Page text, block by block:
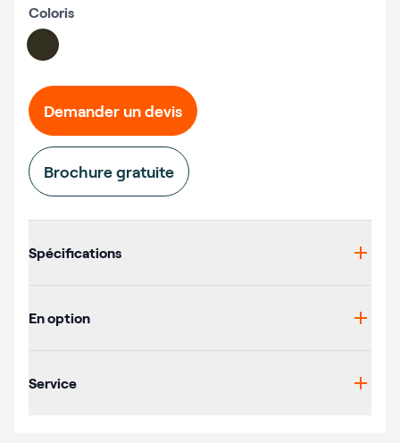
Coloris
Choose a color
#332f21
Demander un devis
Brochure gratuite
Spécifications
En option
Service